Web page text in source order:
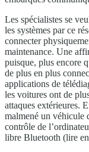
Les spécialistes se
les systèmes par ce
connecter
maintenance. Une
puisque, plus encore
de plus en plus
applications de
les voitures ont de
attaques extérieures.
malmené un véhicule
contrôle de
libre Bluetooth (lire